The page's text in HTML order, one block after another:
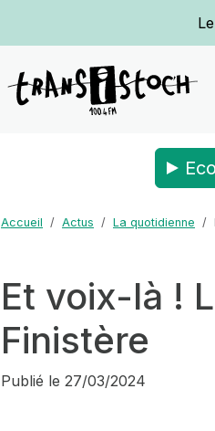
Accueil Actus La quotidienne
Et voix-là !
Finistère
Publié le 27/03/2024